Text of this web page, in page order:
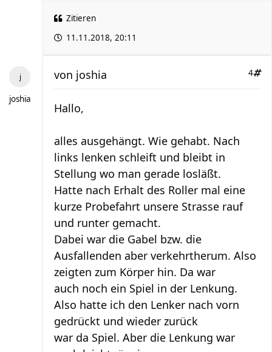
Zitieren
11.11.2018, 20:11
joshia
4
von joshia
Hallo,
alles ausgehängt. Wie gehabt. Nach
links lenken schleift und bleibt in
Stellung wo man gerade losläßt.
Hatte nach Erhalt des Roller mal eine
kurze Probefahrt unsere Strasse rauf
und runter gemacht.
Dabei war die Gabel bzw. die
Ausfallenden aber verkehrtherum. Also
zeigten zum Körper hin. Da war
auch noch ein Spiel in der Lenkung.
Also hatte ich den Lenker nach vorn
gedrückt und wieder zurück
war da Spiel. Aber die Lenkung war